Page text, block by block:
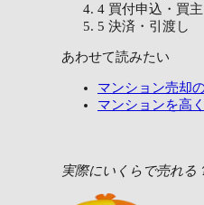
4 買付申込・買
5 決済・引渡し
あわせて読みたい
マンション売却
マンションを高
実際にいくらで売れる